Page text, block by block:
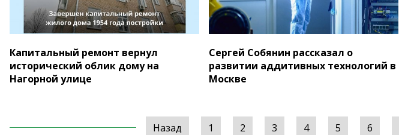
Капитальный ремонт вернул
исторический облик дому на
Нагорной улице
Сергей Собянин рассказал о
развитии аддитивных технологий в
Москве
Назад 1 2 3 4 5 6